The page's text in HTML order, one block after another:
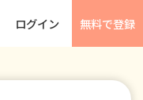
ログイン 無料で登録